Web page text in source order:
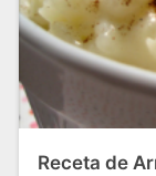
Receta de